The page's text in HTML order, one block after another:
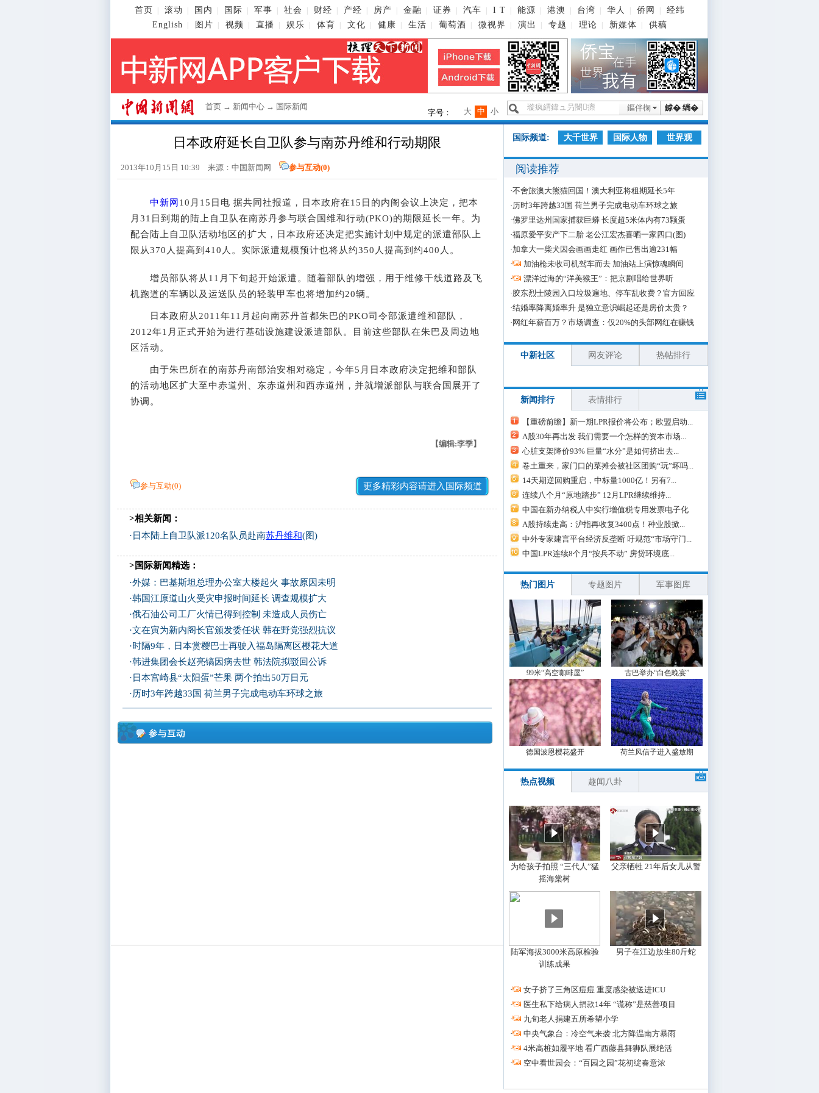
首页 滚动 国内 国际 军事 社会 财经 产经 房产 金融 证券 汽车 I T 能源 港澳 台湾 华人 侨网
经纬
English
图片 视频 直播 娱乐 体育 文化 健康 生活 葡萄酒 微视界 演出 专题 理论 新媒体 供稿
首页 → 新闻中心 → 国际新闻 鎼� 绱�
鏂伴椈
字号： 小
中
大
日本政府延长自卫队参与南苏丹维和行动期限
2013年10月15日 10:39 来源： 中国新闻网 参与互动(0)
中新网 10月15日电 据共同社报道，日本政府在15日的内阁会议上决定，把本
月31日到期的陆上自卫队在南苏丹参与联合国维和行动(PKO)的期限延长一年。为
配合陆上自卫队活动地区的扩大，日本政府还决定把实施计划中规定的派遣部队上
限从370人提高到410人。实际派遣规模预计也将从约350人提高到约400人。
增员部队将从11月下旬起开始派遣。随着部队的增强，用于维修干线道路及飞
机跑道的车辆以及运送队员的轻装甲车也将增加约20辆。
日本政府从2011年11月起向南苏丹首都朱巴的PKO司令部派遣维和部队，
2012年1月正式开始为进行基础设施建设派遣部队。目前这些部队在朱巴及周边地
区活动。
由于朱巴所在的南苏丹南部治安相对稳定，今年5月日本政府决定把维和部队
的活动地区扩大至中赤道州、东赤道州和西赤道州，并就增派部队与联合国展开了
协调。
【编辑:李季】
参与互动(0) 更多精彩内容请进入国际频道
>相关新闻：
· 日本陆上自卫队派120名队员赴南苏丹维和(图)
>国际新闻精选：
·外媒：巴基斯坦总理办公室大楼起火 事故原因未明
·韩国江原道山火受灾申报时间延长 调查规模扩大
·俄石油公司工厂火情已得到控制 未造成人员伤亡
·文在寅为新内阁长官颁发委任状 韩在野党强烈抗议
·时隔9年，日本赏樱巴士再驶入福岛隔离区樱花大道
·韩进集团会长赵亮镐因病去世 韩法院拟驳回公诉
· 日本宫崎县“太阳蛋”芒果 两个拍出50万日元
·历时3年跨越33国 荷兰男子完成电动车环球之旅
国际频道: 大千世界 国际人物 世界观
阅读推荐
·不舍旅澳大熊猫回国！澳大利亚将租期延长5年
·历时3年跨越33国 荷兰男子完成电动车环球之旅
·佛罗里达州国家捕获巨蟒 长度超5米体内有73颗蛋
·福原爱平安产下二胎 老公江宏杰喜晒一家四口(图)
·加拿大一柴犬因会画画走红 画作已售出逾231幅
·
加油枪未收司机驾车而去 加油站上演惊魂瞬间
·
漂洋过海的“洋美猴王”：把京剧唱给世界听
·胶东烈士陵园入口垃圾遍地、停车乱收费？官方回应
·结婚率降离婚率升 是独立意识崛起还是房价太贵？
· 网红年薪百万？市场调查：仅20%的头部网红在赚钱
中新社区 网友评论 热帖排行
新闻排行 表情排行
【重磅前瞻】新一期LPR报价将公布；欧盟启动...
A股30年再出发 我们需要一个怎样的资本市场...
心脏支架降价93% 巨量“水分”是如何挤出去...
卷土重来，家门口的菜摊会被社区团购“玩”坏吗...
14天期逆回购重启，中标量1000亿！另有7...
连续八个月“原地踏步” 12月LPR继续维持...
中国在新办纳税人中实行增值税专用发票电子化
A股持续走高：沪指再收复3400点！种业股掀...
中外专家建言平台经济反垄断 吁规范“市场守门...
中国LPR连续8个月“按兵不动” 房贷环境底...
热门图片 专题图片 军事图库
99米“高空咖啡屋” 古巴举办“白色晚宴”
德国波恩樱花盛开 荷兰风信子进入盛放期
热点视频 趣闻八卦
为给孩子拍照 “三代人”猛
摇海棠树
父亲牺牲 21年后女儿从警
陆军海拔3000米高原检验
训练成果
男子在江边放生80斤蛇
·
女子挤了三角区痘痘 重度感染被送进ICU
·
医生私下给病人捐款14年 “谎称”是慈善项目
·
九旬老人捐建五所希望小学
·
中央气象台：冷空气来袭 北方降温南方暴雨
·
4米高桩如履平地 看广西藤县舞狮队展绝活
·
空中看世园会：“百园之园”花初绽春意浓